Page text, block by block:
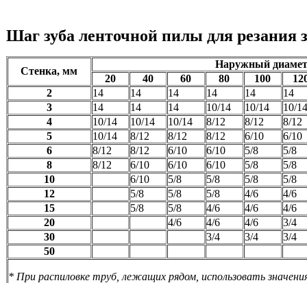
Шаг зуба ленточной пилы для резания
Стенка, мм
Наружный
20
40 60 80 100
2
14 14 14 14 14
14
3
14 14 14 10/14 10/14
10/14
4
10/14 10/14 10/14 8/12 8/12
8/12
5
10/14 8/12 8/12 8/12 6/10
6/10
6
8/12 8/12 6/10 6/10 5/8
5/8
8
8/12 6/10 6/10 6/10 5/8
5/8
10
6/10 5/8 5/8 5/8
5/8
12
5/8 5/8 5/8 4/6
4/6
15
5/8 5/8 4/6 4/6
4/6
20
4/6 4/6 4/6
3/4
30
3/4 3/4
3/4
50
* При распиловке труб, лежащих рядом, использовать